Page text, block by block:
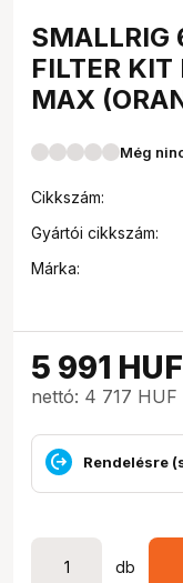
SMALLRIG
FILTER KIT
MAX
Még
Cikkszám:
Gyártói cikkszám:
Márka:
5 991 HUF
nettó: 4 717 HUF
Rendelésre
db